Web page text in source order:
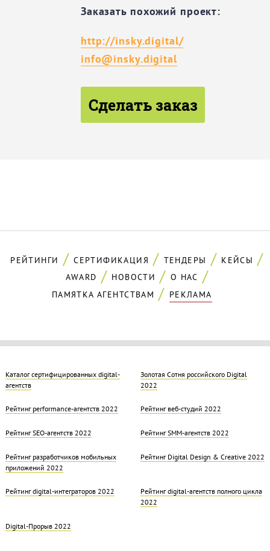
Заказать похожий проект:
http://insky.digital/
info@insky.digital
Сделать заказ
РЕЙТИНГИ СЕРТИФИКАЦИЯ ТЕНДЕРЫ
КЕЙСЫ
AWARD
НОВОСТИ
О НАС
ПАМЯТКА АГЕНТСТВАМ
РЕКЛАМА
Каталог сертифицированных digital-
агентств
Золотая Cотня российского Digital
2022
Рейтинг performance-агентств 2022 Рейтинг веб-студий 2022
Рейтинг SEO-агентств 2022 Рейтинг SMM-агентств 2022
Рейтинг разработчиков мобильных
приложений 2022
Рейтинг Digital Design & Creative 2022
Рейтинг digital-интеграторов 2022
Рейтинг digital-агентств полного цикла
2022
Digital-Прорыв 2022